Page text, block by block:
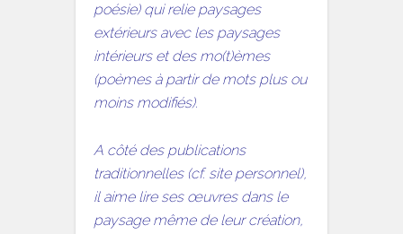
poésie) qui relie paysages
extérieurs avec les paysages
intérieurs et des mo(t)èmes
(poèmes à partir de mots plus ou
moins modifiés).
A côté des publications
traditionnelles (cf. site personnel),
il aime lire ses œuvres dans le
paysage même de leur création,